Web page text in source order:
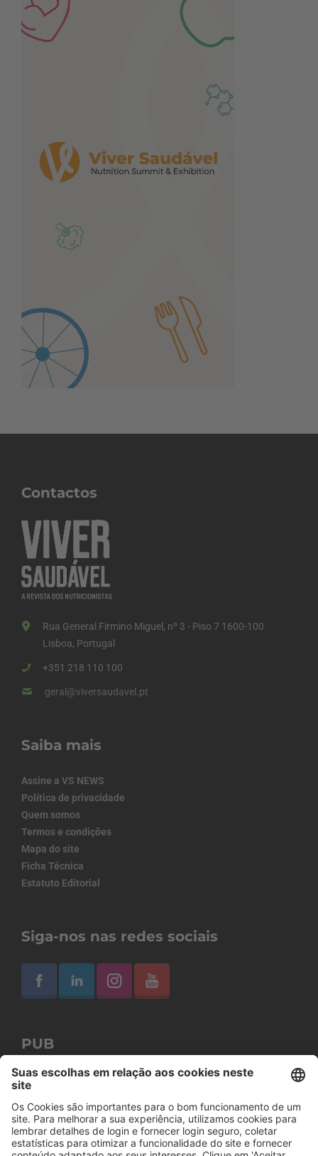
Contactos
Rua General Firmino Miguel, nº 3 - Piso 7 1600-100
Lisboa, Portugal
+351 218 110 100
geral@viversaudavel.pt
Saiba mais
Assine a VS NEWS
Política de privacidade
Quem somos
Termos e condições
Mapa do site
Ficha Técnica
Estatuto Editorial
Siga-nos nas redes sociais
PUB